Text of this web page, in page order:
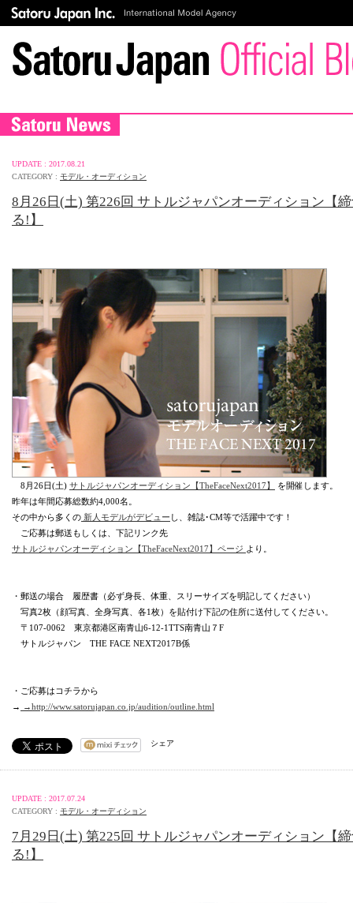
UPDATE : 2017.08.21
CATEGORY : モデル・オーディション
8月26日(土) 第226回 サトルジャパンオーディション【
る!】
8月26日(土) サトルジャパンオーディション【TheFaceNext2017】
を開催します。
昨年は年間応募総数約4,000名。
その中から多くの 新人モデルがデビュー し、雑誌･CM等で活躍中です！
ご応募は郵送もしくは、下記リンク先
サトルジャパンオーディション【TheFaceNext2017】ページ より。
・郵送の場合 履歴書（必ず身長、体重、スリーサイズを明記してください）
写真2枚（顔写真、全身写真、各1枚）を貼付け下記の住所に送付してください。
〒107-0062 東京都港区南青山6-12-1TTS南青山７F
サトルジャパン THE FACE NEXT2017B係
・ご応募はコチラから
→ →http://www.satorujapan.co.jp/audition/outline.html
シェア
UPDATE : 2017.07.24
CATEGORY : モデル・オーディション
7月29日(土) 第225回 サトルジャパンオーディション【
る!】